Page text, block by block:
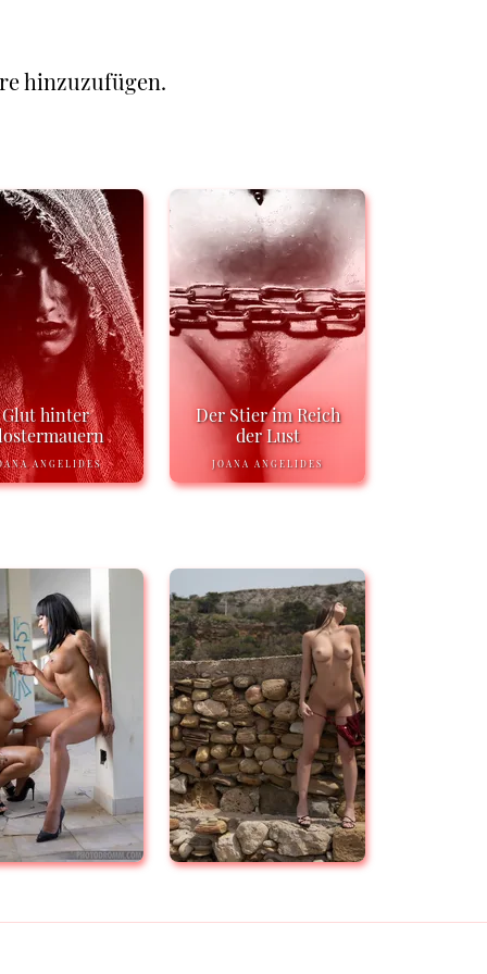
hinzuzufügen.
Glut hinter
ANGELIDES
Der Stier im Reich
der Lust
JOANA ANGELIDES